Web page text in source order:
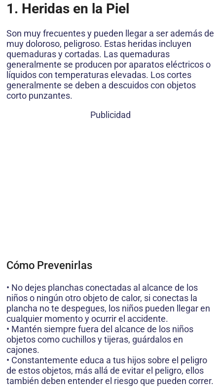
1. Heridas en la Piel
Son muy frecuentes y pueden llegar a ser además de
muy doloroso, peligroso. Estas heridas incluyen
quemaduras y cortadas. Las quemaduras
generalmente se producen por aparatos eléctricos o
líquidos con temperaturas elevadas. Los cortes
generalmente se deben a descuidos con objetos
corto punzantes.
Publicidad
Cómo Prevenirlas
• No dejes planchas conectadas al alcance de los
niños o ningún otro objeto de calor, si conectas la
plancha no te despegues, los niños pueden llegar en
cualquier momento y ocurrir el accidente.
• Mantén siempre fuera del alcance de los niños
objetos como cuchillos y tijeras, guárdalos en
cajones.
• Constantemente educa a tus hijos sobre el peligro
de estos objetos, más allá de evitar el peligro, ellos
también deben entender el riesgo que pueden correr.